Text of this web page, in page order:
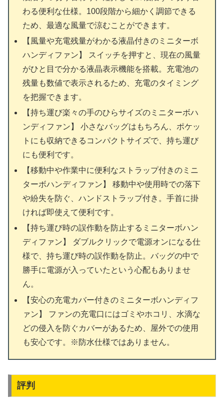
わる便利な仕様。100段階から細かく調節できる
ため、最適な風量で涼むことができます。
【風量や充電残量がわかる液晶付きのミニターボ
ハンディファン】 スイッチを押すと、現在の風量
がひと目で分かる液晶表示機能を搭載。充電池の
残量も数値で表示されるため、充電のタイミング
を把握できます。
【持ち運び楽々の手のひらサイズのミニターボハ
ンディファン】 小さなバッグはもちろん、ポケッ
トにも収納できるコンパクトサイズで、持ち運び
にも便利です。
【移動中や作業中に便利なストラップ付きのミニ
ターボハンディファン】 移動中や使用時での落下
や紛失を防ぐ、ハンドストラップ付き。手首に掛
ければ即使えて便利です。
【持ち運び時の誤作動を防止するミニターボハン
ディファン】 ダブルクリックで電源オンになる仕
様で、持ち運び時の誤作動を防止。バッグの中で
勝手に電源が入っていたという心配もありませ
ん。
【安心の充電カバー付きのミニターボハンディフ
ァン】 ファンの充電口にはゴミやホコリ、水滴な
どの侵入を防ぐカバーがあるため、屋外での使用
も安心です。※防水仕様ではありません。
評判